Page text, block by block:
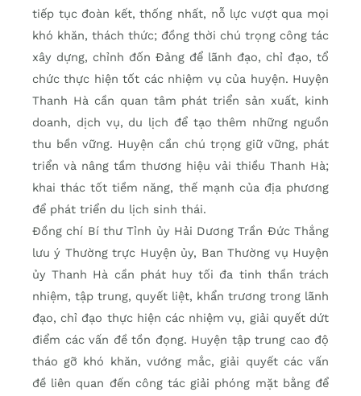
tiếp tục đoàn kết, thống nhất, nỗ lực vượt qua mọi
khó khăn, thách thức; đồng thời chú trọng công tác
xây dựng, chỉnh đốn Đảng để lãnh đạo, chỉ đạo, tổ
chức thực hiện tốt các nhiệm vụ của huyện. Huyện
Thanh Hà cần quan tâm phát triển sản xuất, kinh
doanh, dịch vụ, du lịch để tạo thêm những nguồn
thu bền vững. Huyện cần chú trọng giữ vững, phát
triển và nâng tầm thương hiệu vải thiều Thanh Hà;
khai thác tốt tiềm năng, thế mạnh của địa phương
để phát triển du lịch sinh thái.
Đồng chí Bí thư Tỉnh ủy Hải Dương Trần Đức Thắng
lưu ý Thường trực Huyện ủy, Ban Thường vụ Huyện
ủy Thanh Hà cần phát huy tối đa tinh thần trách
nhiệm, tập trung, quyết liệt, khẩn trương trong lãnh
đạo, chỉ đạo thực hiện các nhiệm vụ, giải quyết dứt
điểm các vấn đề tồn đọng. Huyện tập trung cao độ
tháo gỡ khó khăn, vướng mắc, giải quyết các vấn
đề liên quan đến công tác giải phóng mặt bằng để